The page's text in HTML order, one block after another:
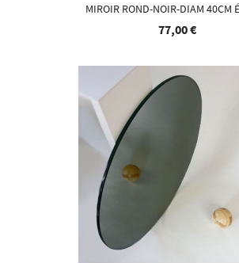
MIROIR ROND-NOIR-DIAM 40CM
77,00 €